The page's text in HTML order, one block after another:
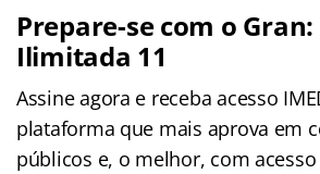
Prepare-se com o
Ilimitada 11
Assine agora e receba acesso
plataforma que mais aprova em
públicos e, o melhor, com